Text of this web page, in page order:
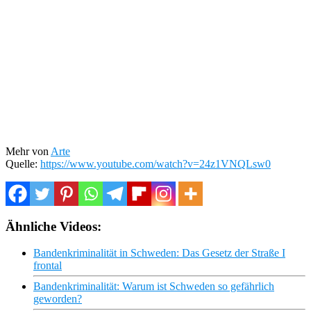
Mehr von Arte
Quelle: https://www.youtube.com/watch?v=24z1VNQLsw0
Ähnliche Videos:
Bandenkriminalität in Schweden: Das Gesetz der Straße I
frontal
Bandenkriminalität: Warum ist Schweden so gefährlich
geworden?